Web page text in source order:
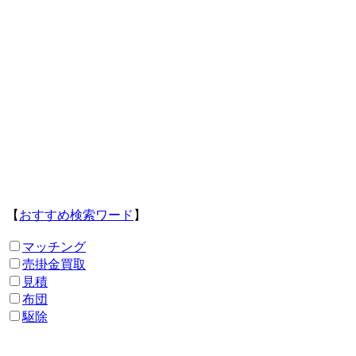
【 おすすめ検索ワード 】
マッチング
売掛金買取
見積
布団
駆除